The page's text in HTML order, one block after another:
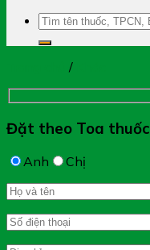
Tìm
kiếm:
/
Đặt theo Toa thuốc
Anh Chị